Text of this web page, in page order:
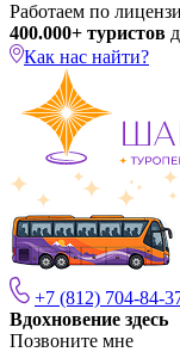
Работаем по
400.000+ туристов
Как нас найти?
+7 (812) 704-84-
Вдохновение здесь
Позвоните мне